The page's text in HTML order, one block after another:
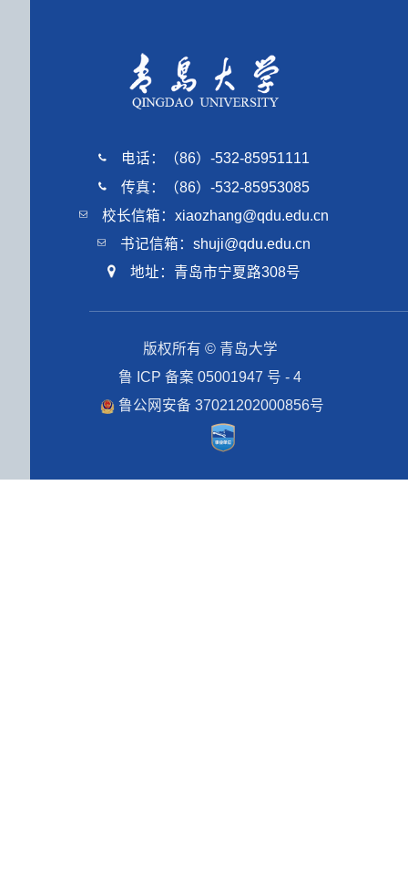
电话：（86）-532-85951111
传真：（86）-532-85953085
校长信箱：xiaozhang@qdu.edu.cn
书记信箱：shuji@qdu.edu.cn
地址：青岛市宁夏路308号
版权所有 © 青岛大学
鲁 ICP 备案 05001947 号 - 4
鲁公网安备 37021202000856号